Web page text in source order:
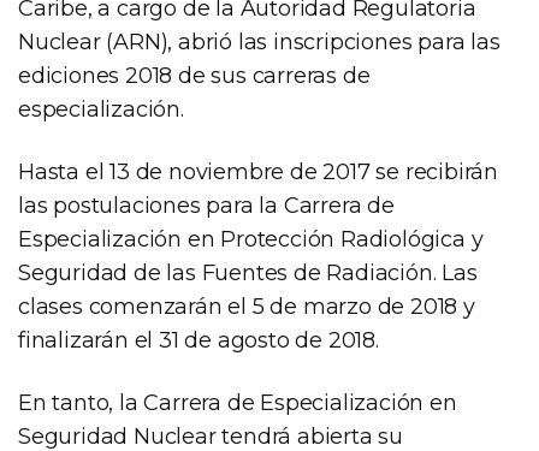
Caribe, a cargo de la Autoridad Regulatoria
Nuclear (ARN), abrió las inscripciones para las
ediciones 2018 de sus carreras de
especialización.
Hasta el 13 de noviembre de 2017 se recibirán
las postulaciones para la Carrera de
Especialización en Protección Radiológica y
Seguridad de las Fuentes de Radiación. Las
clases comenzarán el 5 de marzo de 2018 y
finalizarán el 31 de agosto de 2018.
En tanto, la Carrera de Especialización en
Seguridad Nuclear tendrá abierta su